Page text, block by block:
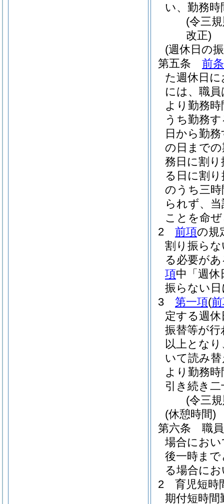
い、勤務
(令三
改正)
(週休日の
第五条
前
た週休日
には、職員
より勤務
うち勤務
日から勤
の日まで
務日に割
る日に割
のうち三
られず、
ことを命
2
前項の規
割り振ら
る必要が
項中「週
振らない
3
第一項(
定する週
振替等が
以上とな
いて読み
より勤務
引き続き
(令三
(休憩時間)
第六条
職
場合にお
後一時ま
る場合に
2
育児短時
期付短時間